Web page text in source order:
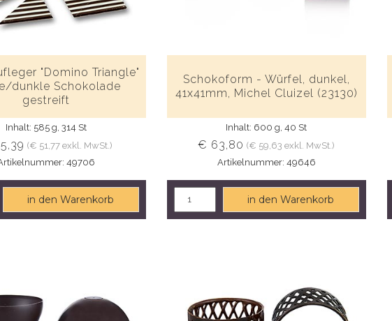
"Domino Triangle"
dunkle Schokolade
gestreift
Inhalt: 585 g, 314 St
(€ 51,77 exkl. MwSt.)
49706
in den Warenkorb
Schokoform - Würfel, dunkel,
41x41mm, Michel Cluizel (23130)
Inhalt: 600 g, 40 St
€ 63,80 (€ 59,63 exkl. MwSt.)
Artikelnummer: 49646
in den Warenkorb